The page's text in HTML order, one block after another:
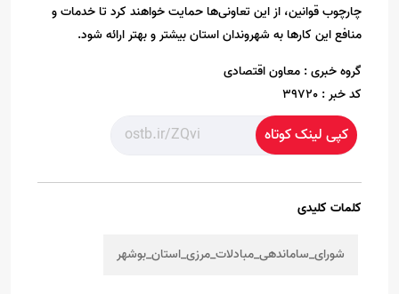
چارچوب قوانین، از این تعاونی‌ها حمایت خواهند کرد تا خدمات و
منافع این کارها به شهروندان استان بیشتر و بهتر ارائه شود.
گروه خبری : معاون اقتصادی
کد خبر : 39720
کپی لینک کوتاه
کلمات کلیدی
شورای_ساماندهی_مبادلات_مرزی_استان_بوشهر